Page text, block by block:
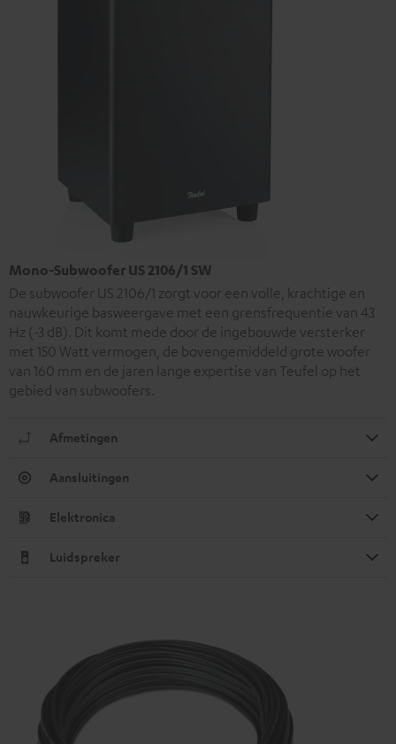
Mono-Subwoofer US 2106/1 SW
De subwoofer US 2106/1 zorgt voor een volle, krachtige en
nauwkeurige basweergave met een grensfrequentie van 43
Hz (-3 dB). Dit komt mede door de ingebouwde versterker
met 150 Watt vermogen, de bovengemiddeld grote woofer
van 160 mm en de jaren lange expertise van Teufel op het
gebied van subwoofers.
Afmetingen
Aansluitingen
Elektronica
Luidspreker